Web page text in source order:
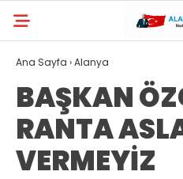
Ana Sayfa ›Alanya
BAŞKAN
RANTA
VERMEYİZ